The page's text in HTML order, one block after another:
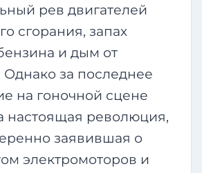
рев двигателей
сгорания, запах
и дым от
за последнее
на гоночной сцене
настоящая революция,
заявившая о
электромоторов и